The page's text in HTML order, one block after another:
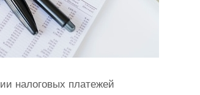
налоговых платежей